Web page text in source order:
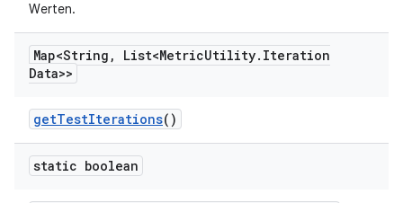
Werten.
Map<String , List<MetricUtility. Iteration
Data>>
getTestIterations()
static boolean